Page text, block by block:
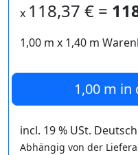
x 118,37 € =
1,00 m x 1,40 m
1,00 m in
incl. 19 % USt.
Abhängig von der